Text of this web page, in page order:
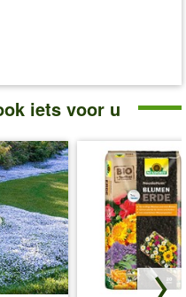
sierpot antraciet
iets voor u